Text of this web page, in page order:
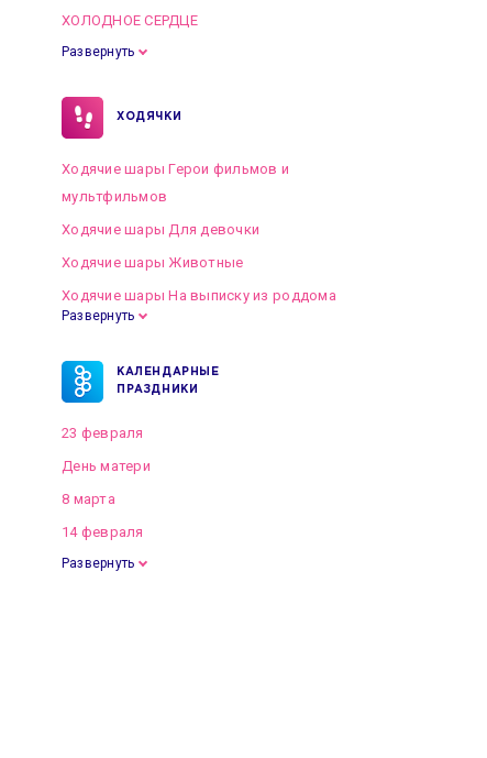
ХОЛОДНОЕ СЕРДЦЕ
Развернуть
ХОДЯЧКИ
Ходячие шары Герои фильмов и
мультфильмов
Ходячие шары Для девочки
Ходячие шары Животные
Ходячие шары На выписку из роддома
Развернуть
КАЛЕНДАРНЫЕ
ПРАЗДНИКИ
23 февраля
День матери
8 марта
14 февраля
Развернуть